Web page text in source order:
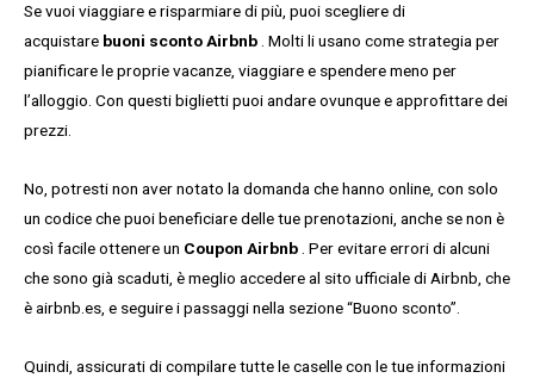
Se vuoi viaggiare e risparmiare di più, puoi scegliere di
acquistare buoni sconto Airbnb . Molti li usano come strategia per
pianificare le proprie vacanze, viaggiare e spendere meno per
l’alloggio. Con questi biglietti puoi andare ovunque e approfittare dei
prezzi.
No, potresti non aver notato la domanda che hanno online, con solo
un codice che puoi beneficiare delle tue prenotazioni, anche se non è
così facile ottenere un Coupon Airbnb . Per evitare errori di alcuni
che sono già scaduti, è meglio accedere al sito ufficiale di Airbnb, che
è airbnb.es, e seguire i passaggi nella sezione “Buono sconto”.
Quindi, assicurati di compilare tutte le caselle con le tue informazioni